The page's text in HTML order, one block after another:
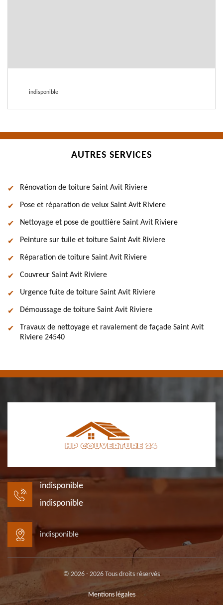
indisponible
AUTRES SERVICES
Rénovation de toiture Saint Avit Riviere
Pose et réparation de velux Saint Avit Riviere
Nettoyage et pose de gouttière Saint Avit Riviere
Peinture sur tuile et toiture Saint Avit Riviere
Réparation de toiture Saint Avit Riviere
Couvreur Saint Avit Riviere
Urgence fuite de toiture Saint Avit Riviere
Démoussage de toiture Saint Avit Riviere
Travaux de nettoyage et ravalement de façade Saint Avit
Riviere 24540
indisponible
indisponible
indisponible
© 2026 - 2026 Tous droits réservés
Mentions légales